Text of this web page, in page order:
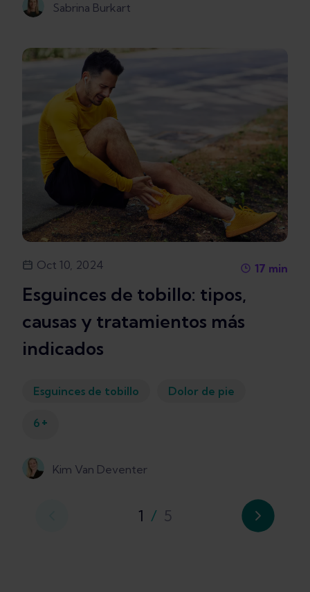
Sabrina Burkart
Oct 10, 2024 17 min
Esguinces de tobillo: tipos,
causas y tratamientos más
indicados
Esguinces de tobillo Dolor de pie
6 +
Kim Van Deventer
1 / 5